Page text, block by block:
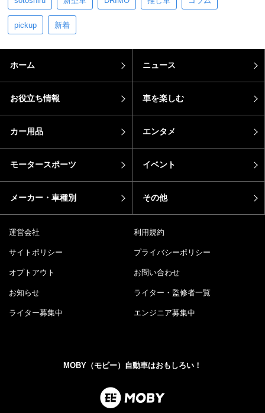
pickup 新着
ホーム ニュース
お役立ち情報 車を楽しむ
カー用品 エンタメ
モータースポーツ イベント
メーカー・車種別 その他
運営会社 利用規約
サイトポリシー プライバシーポリシー
オプトアウト お問い合わせ
お知らせ ライター・監修者一覧
ライター募集中 エンジニア募集中
MOBY（モビー）自動車はおもしろい！